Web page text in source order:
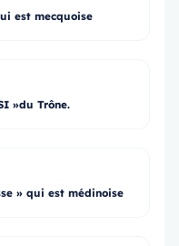
est mecquoise
»du Trône.
» qui est médinoise